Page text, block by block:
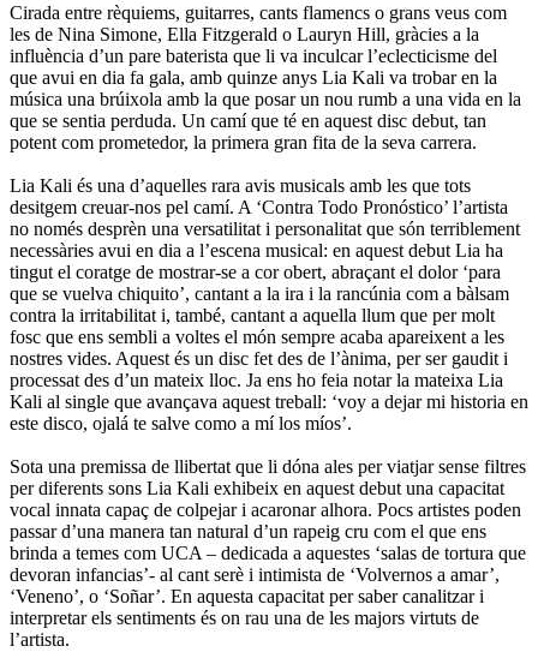
Cirada entre rèquiems, guitarres, cants flamencs o grans veus com
les de Nina Simone, Ella Fitzgerald o Lauryn Hill, gràcies a la
influència d’un pare baterista que li va inculcar l’eclecticisme del
que avui en dia fa gala, amb quinze anys Lia Kali va trobar en la
música una brúixola amb la que posar un nou rumb a una vida en la
que se sentia perduda. Un camí que té en aquest disc debut, tan
potent com prometedor, la primera gran fita de la seva carrera.
Lia Kali és una d’aquelles rara avis musicals amb les que tots
desitgem creuar-nos pel camí. A ‘Contra Todo Pronóstico’ l’artista
no només desprèn una versatilitat i personalitat que són terriblement
necessàries avui en dia a l’escena musical: en aquest debut Lia ha
tingut el coratge de mostrar-se a cor obert, abraçant el dolor ‘para
que se vuelva chiquito’, cantant a la ira i la rancúnia com a bàlsam
contra la irritabilitat i, també, cantant a aquella llum que per molt
fosc que ens sembli a voltes el món sempre acaba apareixent a les
nostres vides. Aquest és un disc fet des de l’ànima, per ser gaudit i
processat des d’un mateix lloc. Ja ens ho feia notar la mateixa Lia
Kali al single que avançava aquest treball: ‘voy a dejar mi historia en
este disco, ojalá te salve como a mí los míos’.
Sota una premissa de llibertat que li dóna ales per viatjar sense filtres
per diferents sons Lia Kali exhibeix en aquest debut una capacitat
vocal innata capaç de colpejar i acaronar alhora. Pocs artistes poden
passar d’una manera tan natural d’un rapeig cru com el que ens
brinda a temes com UCA – dedicada a aquestes ‘salas de tortura que
devoran infancias’- al cant serè i intimista de ‘Volvernos a amar’,
‘Veneno’, o ‘Soñar’. En aquesta capacitat per saber canalitzar i
interpretar els sentiments és on rau una de les majors virtuts de
l’artista.